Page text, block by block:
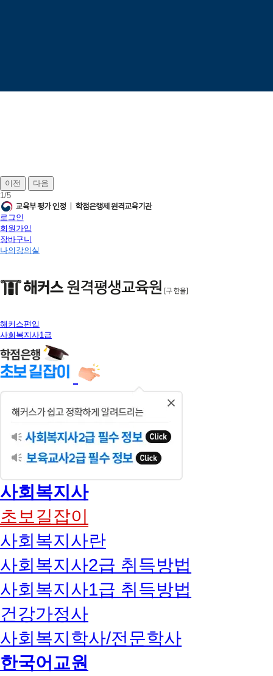
이전
다음
1/5
로그인
회원가입
장바구니
나의강의실
해커스편입
사회복지사1급
사회복지사
초보길잡이
사회복지사란
사회복지사2급 취득방법
사회복지사1급 취득방법
건강가정사
사회복지학사/전문학사
한국어교원